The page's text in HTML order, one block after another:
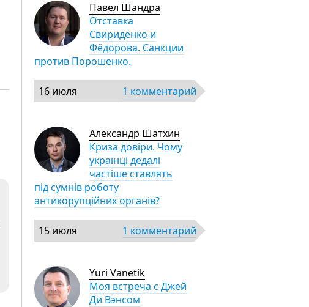
Павел Шандра
Отставка
Свириденко и
Фёдорова. Санкции
против Порошенко.
16 июля 1 комментарий
Александр Шатхин
Криза довіри. Чому
українці дедалі
частіше ставлять
під сумнів роботу
антикорупційних органів?
15 июля 1 комментарий
Yuri Vanetik
Моя встреча с Джей
Ди Вэнсом